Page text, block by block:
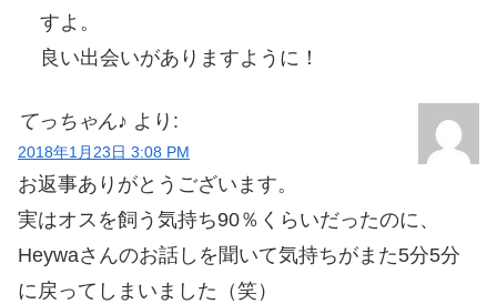
すよ。
良い出会いがありますように！
てっちゃん♪ より:
2018年1月23日 3:08 PM
お返事ありがとうございます。
実はオスを飼う気持ち90％くらいだったのに、
Heywaさんのお話しを聞いて気持ちがまた5分5分
に戻ってしまいました（笑）